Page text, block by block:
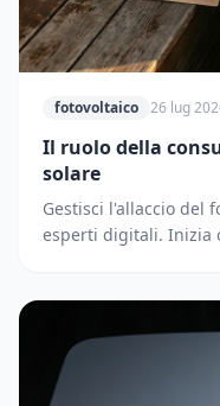
fotovoltaico 26 lug
Il ruolo della
solare
Gestisci l'allaccio del
esperti digitali. Inizia